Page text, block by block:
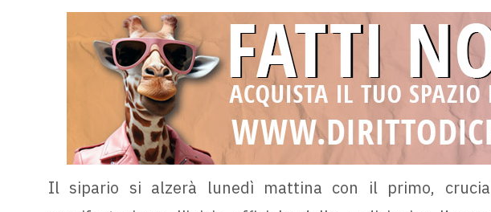
Il sipario si alzerà lunedì mattina con il primo,